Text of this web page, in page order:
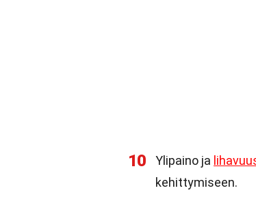
10 Ylipaino ja
kehittymiseen.